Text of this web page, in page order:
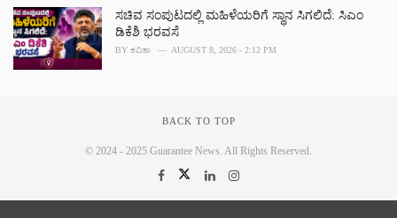
ಸಚಿವ ಸಂಪುಟದಲ್ಲಿ ಮಹಿಳೆಯರಿಗೆ ಸ್ಥಾನ ಸಿಗಲಿದೆ: ಸಿಎಂ
ಡಿಕೆಶಿ ಭರವಸೆ
BY ಕವಿತಾ AUGUST 8, 2026 - 2:12 PM
BACK TO TOP
© 2024 - 2025 Guarantee News. All Rights Reserved.